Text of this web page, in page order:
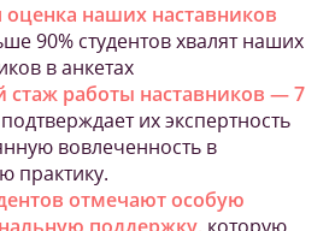
оценка наших наставников
90% студентов хвалят наших
в анкетах
стаж работы наставников — 7
их экспертность
вовлеченность в
практику.
отмечают особую